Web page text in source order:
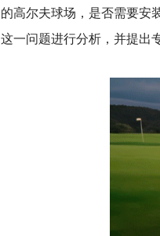
的高尔夫球场，是否需要安
这一问题进行分析，并提出